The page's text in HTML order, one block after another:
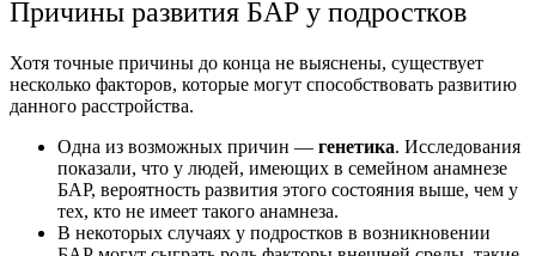
Причины развития БАР у подростков
Хотя точные причины до конца не выяснены, существует
несколько факторов, которые могут способствовать развитию
данного расстройства.
Одна из возможных причин — генетика. Исследования
показали, что у людей, имеющих в семейном анамнезе
БАР, вероятность развития этого состояния выше, чем у
тех, кто не имеет такого анамнеза.
В некоторых случаях у подростков в возникновении